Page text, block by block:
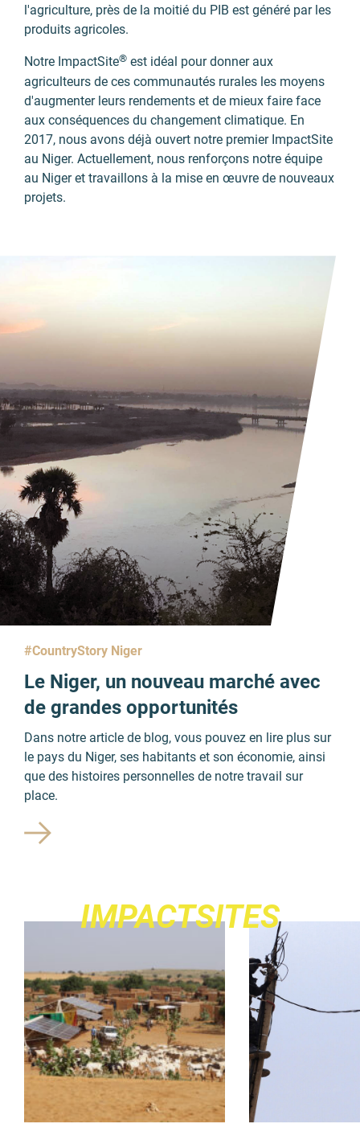
l'agriculture, près de la moitié du PIB est généré par les
produits agricoles.
Notre ImpactSite® est idéal pour donner aux
agriculteurs de ces communautés rurales les moyens
d'augmenter leurs rendements et de mieux faire face
aux conséquences du changement climatique. En
2017, nous avons déjà ouvert notre premier ImpactSite
au Niger. Actuellement, nous renforçons notre équipe
au Niger et travaillons à la mise en œuvre de nouveaux
projets.
#CountryStory Niger
Le Niger, un nouveau marché avec
de grandes opportunités
Dans notre article de blog, vous pouvez en lire plus sur
le pays du Niger, ses habitants et son économie, ainsi
que des histoires personnelles de notre travail sur
place.
IMPACTSITES